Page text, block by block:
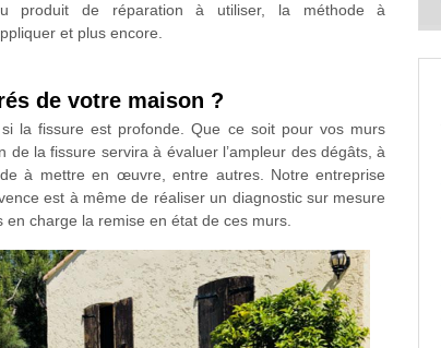
produit de réparation à utiliser, la méthode à
et plus encore.
de votre maison ?
la fissure est profonde. Que ce soit pour vos murs
la fissure servira à évaluer l’ampleur des dégâts, à
à mettre en œuvre, entre autres. Notre entreprise
est à même de réaliser un diagnostic sur mesure
charge la remise en état de ces murs.